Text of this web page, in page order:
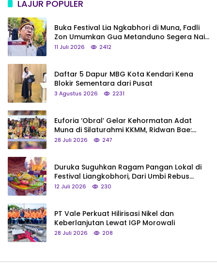
LAJUR POPULER
Buka Festival Lia Ngkabhori di Muna, Fadli
Zon Umumkan Gua Metanduno Segera Naik
Status Jadi Cagar Budaya Nasional
11 Juli 2026 2412
Daftar 5 Dapur MBG Kota Kendari Kena
Blokir Sementara dari Pusat
3 Agustus 2026 2231
Euforia ‘Obral’ Gelar Kehormatan Adat
Muna di Silaturahmi KKMM, Ridwan Bae:
Saya Bukan Tipe Begitu, Belum Pantas!
28 Juli 2026 247
Duruka Suguhkan Ragam Pangan Lokal di
Festival Liangkobhori, Dari Umbi Rebus
hingga Tumpeng Beras Muna
12 Juli 2026 230
PT Vale Perkuat Hilirisasi Nikel dan
Keberlanjutan Lewat IGP Morowali
28 Juli 2026 208